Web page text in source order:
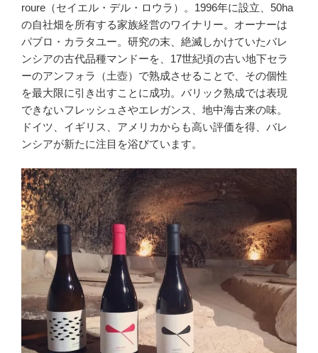
roure（セイエル・デル・ロウラ）。1996年に設立、50ha
の自社畑を所有する家族経営のワイナリー。オーナーは
パブロ・カラタユー。研究の末、絶滅しかけていたバレ
ンシアの古代品種マンドーを、17世紀頃の古い地下セラ
ーのアンフォラ（土壺）で熟成させることで、その個性
を最大限に引き出すことに成功。バリック熟成では表現
できないフレッシュさやエレガンス、地中海古来の味。
ドイツ、イギリス、アメリカからも高い評価を得、バレ
ンシアが新たに注目を浴びています。